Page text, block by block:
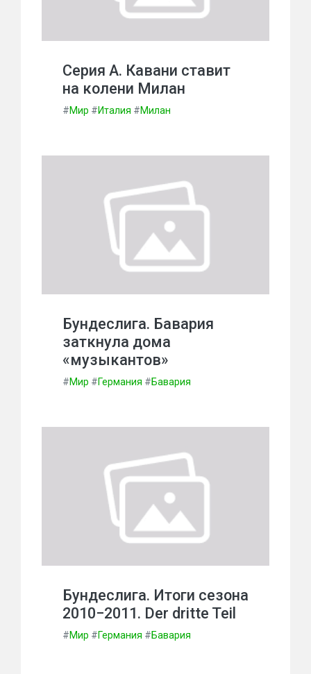
Серия А. Кавани ставит
на колени Милан
#Мир #Италия #Милан
Бундеслига. Бавария
заткнула дома
«музыкантов»
#Мир #Германия #Бавария
Бундеслига. Итоги сезона
2010−2011. Der dritte Teil
#Мир #Германия #Бавария